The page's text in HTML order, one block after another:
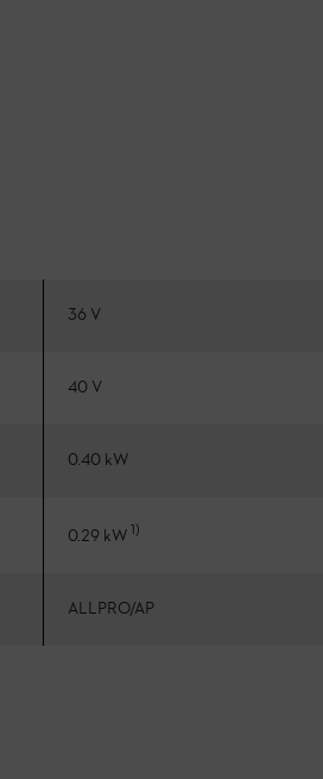
36 V
40 V
0.40 kW
0.29 kW1)
ALLPRO/AP